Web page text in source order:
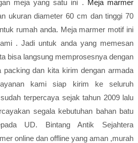
meja yang satu ini . Meja marmer
ukuran diameter 60 cm dan tinggi 70
rumah anda. Meja marmer motif ini
. Jadi untuk anda yang memesan
bisa langsung memprosesnya dengan
packing dan kita kirim dengan armada
kami siap kirim ke seluruh
terpercaya sejak tahun 2009 lalu
segala kebutuhan bahan batu
UD. Bintang Antik Sejahtera
online dan offline yang aman ,murah